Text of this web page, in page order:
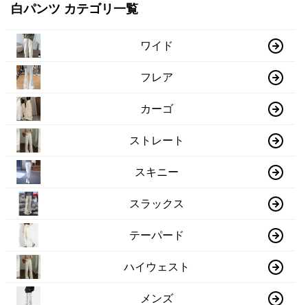
白パンツ カテゴリ一覧
ワイド
フレア
カーゴ
ストレート
スキニー
スラックス
テーパード
ハイウェスト
メンズ